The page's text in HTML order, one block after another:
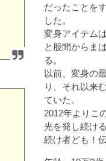
だったことを
した。
変身アイテム
と股間からま
る。
以前、変身の
り、それ以来
ていた。
2012年よりこ
光を発し続ける
続け者ども！